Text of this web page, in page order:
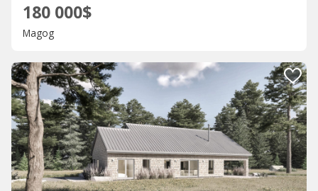
180 000$
Magog